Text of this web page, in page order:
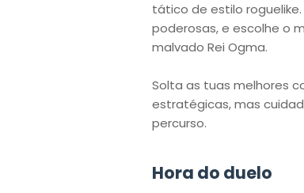
tático de estilo
poderosas, e escolhe o
malvado Rei Ogma.
Solta as tuas melhores
estratégicas, mas
percurso.
Hora do duelo